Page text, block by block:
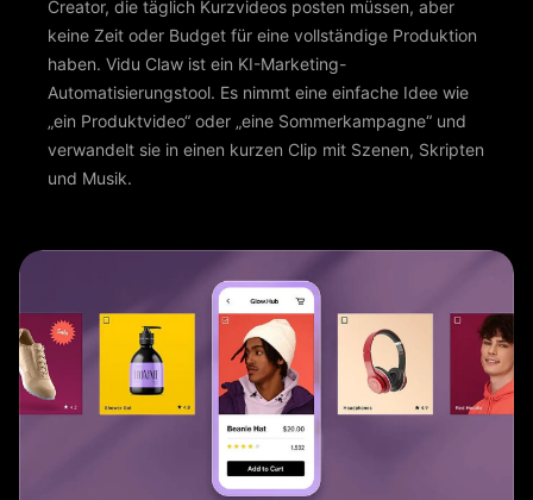
Creator, die täglich Kurzvideos posten müssen, aber
keine Zeit oder Budget für eine vollständige Produktion
haben. Vidu Claw ist ein KI-Marketing-
Automatisierungstool. Es nimmt eine einfache Idee wie
„ein Produktvideo“ oder „eine Sommerkampagne“ und
verwandelt sie in einen kurzen Clip mit Szenen, Skripten
und Musik.